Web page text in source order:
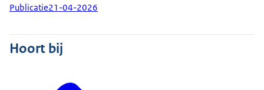
Publicatie21-04-2026
Hoort bij